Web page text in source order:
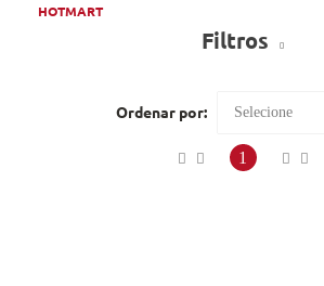
HOTMART
Filtros
Ordenar por: Selecione
Maior preço
1